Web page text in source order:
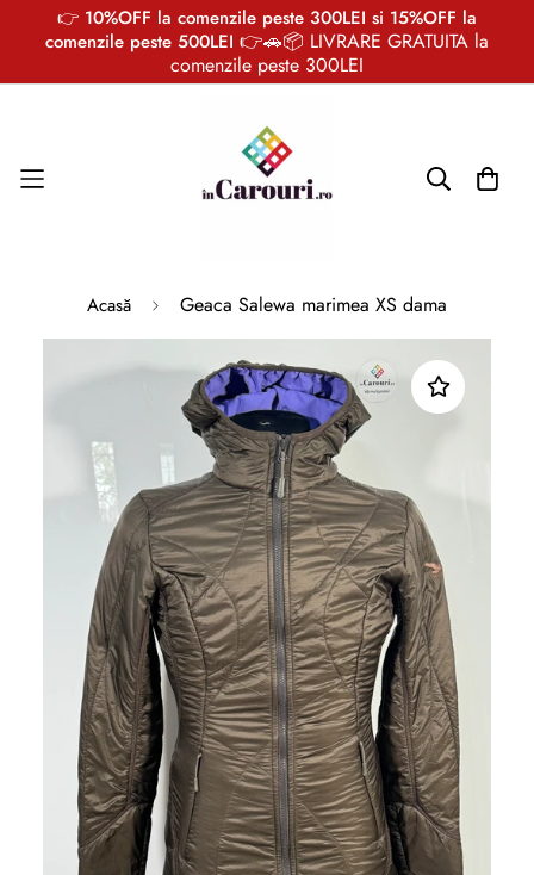
👉 10%OFF la comenzile peste 300LEI si 15%OFF la
comenzile peste 500LEI 👉🚗📦 LIVRARE GRATUITA la
comenzile peste 300LEI
Acasă Geaca Salewa marimea XS dama